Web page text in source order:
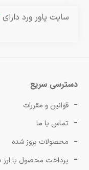
سایت پاور ورد دارای
دسترسی سریع
قوانین و مقررات
تماس با ما
محصولات بروز شده
پرداخت محصول با ارز